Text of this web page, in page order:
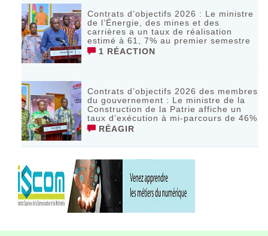
Contrats d’objectifs 2026 : Le ministre
de l’Énergie, des mines et des
carrières a un taux de réalisation
estimé à 61, 7% au premier semestre
1 RÉACTION
Contrats d’objectifs 2026 des membres
du gouvernement : Le ministre de la
Construction de la Patrie affiche un
taux d’exécution à mi-parcours de 46%
RÉAGIR